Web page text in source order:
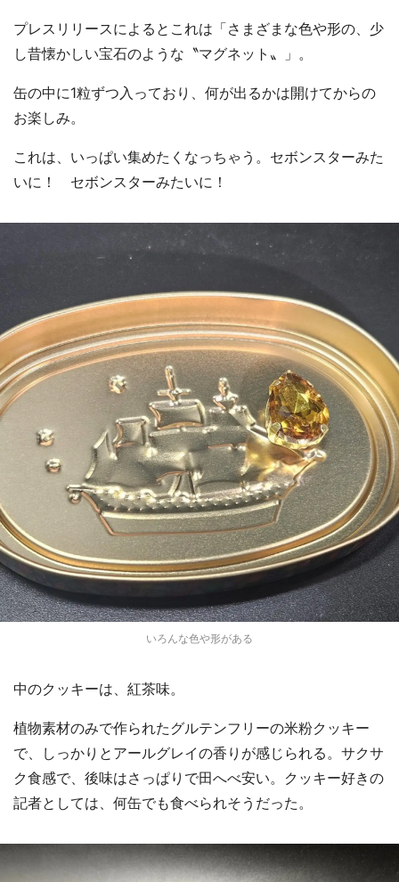
プレスリリースによるとこれは「さまざまな色や形の、少
し昔懐かしい宝石のような〝マグネット〟」。
缶の中に1粒ずつ入っており、何が出るかは開けてからの
お楽しみ。
これは、いっぱい集めたくなっちゃう。セボンスターみた
いに！ セボンスターみたいに！
いろんな色や形がある
中のクッキーは、紅茶味。
植物素材のみで作られたグルテンフリーの米粉クッキー
で、しっかりとアールグレイの香りが感じられる。サクサ
ク食感で、後味はさっぱりで田へべ安い。クッキー好きの
記者としては、何缶でも食べられそうだった。